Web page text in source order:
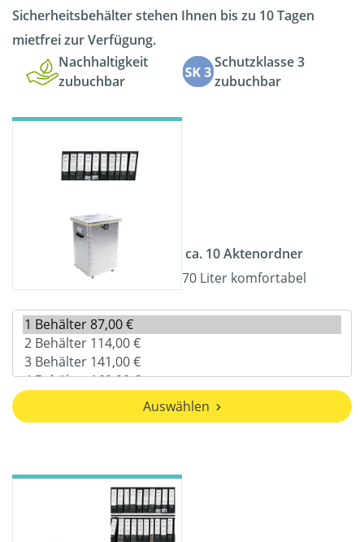
Sicherheitsbehälter stehen Ihnen bis zu 10 Tagen
mietfrei zur Verfügung.
Nachhaltigkeit
zubuchbar
Schutzklasse 3
zubuchbar
ca. 10 Aktenordner
70 Liter komfortabel
Auswählen